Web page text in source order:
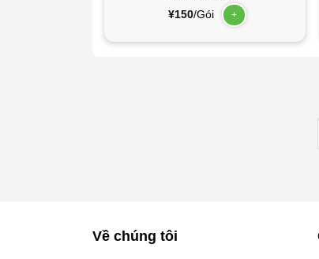
¥150/Gói +
Về chúng tôi